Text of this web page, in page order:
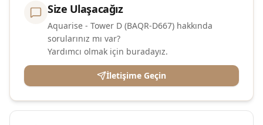
Size Ulaşacağız
Aquarise - Tower D (BAQR-D667) hakkında
sorularınız mı var?
Yardımcı olmak için buradayız.
İletişime Geçin